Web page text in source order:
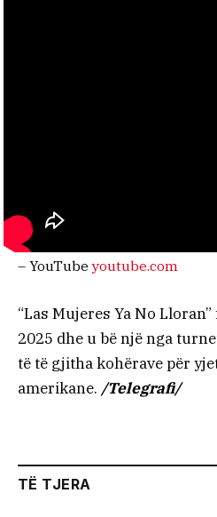
– YouTube youtube.com
“Las Mujeres Ya No
2025 dhe u bë një nga
të të gjitha kohërave për
amerikane. /Telegrafi/
TË TJERA